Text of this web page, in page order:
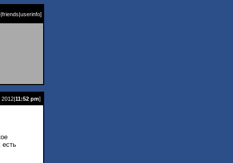
|friends|userinfo]
11:52 pm]
есть